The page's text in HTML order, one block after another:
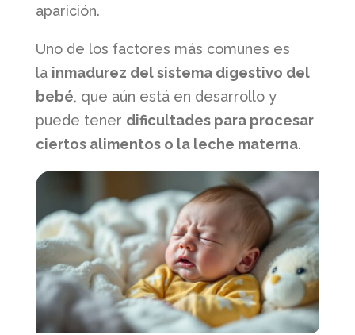
aparición.
Uno de los factores más comunes es
la inmadurez del sistema digestivo del
bebé, que aún está en desarrollo y
puede tener dificultades para procesar
ciertos alimentos o la leche materna.